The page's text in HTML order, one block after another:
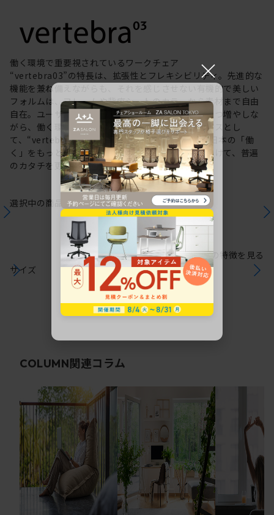
働く環境で重要視されているワークチェア
“vertebra03”の特長は、拡張性とフレキシビリティ。先進的な
機能を兼ね備えながらも、それを感じさせない有機的で美しい
フォルムは、フレームや背座シートのカラーから素材まで自由
自在。ユーザーの創造力を刺激する選択肢を少しずつ増やしな
がら、働く環境や個人の美意識を投影するキャンバスとし
て、“vertebra03”をアップデートしてきました。日本の「働
く」をもっと自由に。これからも私たちは未来に向けて、普遍
のカタチを更新していきます。
選択中の商品情報保証注意事項
サイズ
シリーズの特徴を見る
COLUMN関連コラム
×